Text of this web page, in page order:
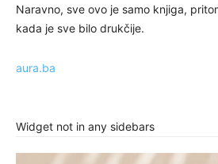
Naravno, sve ovo je samo knjiga,
kada je sve bilo drukčije.
aura.ba
Widget not in any sidebars